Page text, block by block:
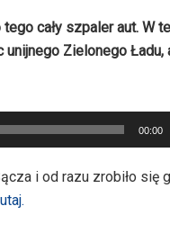
cały szpaler aut. W
Zielonego Ładu,
00:00
i od razu zrobiło się